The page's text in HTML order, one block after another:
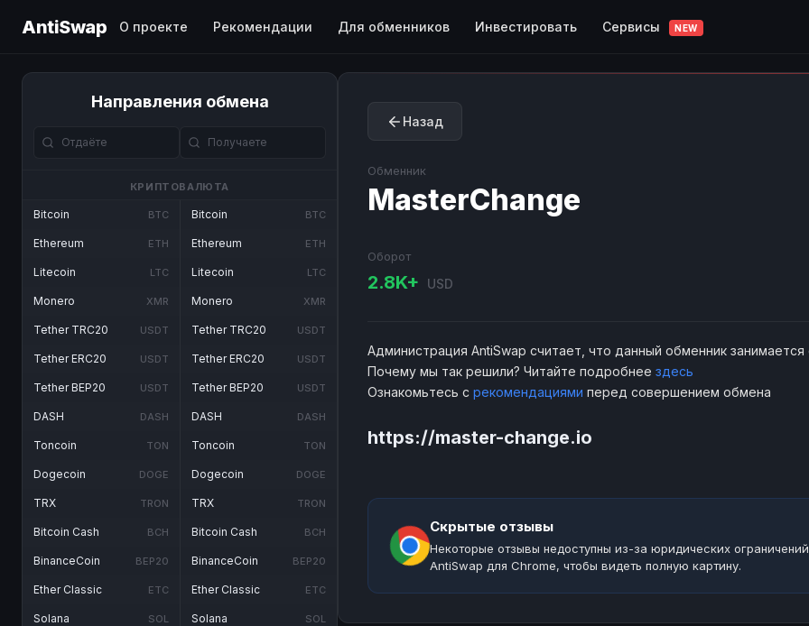
AntiSwap О проекте Рекомендации Для обменников Инвестировать Сервисы NEW
Направления обмена
КРИПТОВАЛЮТА
Bitcoin BTC
Ethereum ETH
Litecoin LTC
Monero XMR
Tether TRC20 USDT
Tether ERC20 USDT
Tether BEP20 USDT
DASH DASH
Toncoin TON
Dogecoin DOGE
TRX TRON
Bitcoin Cash BCH
BinanceCoin BEP20
Ether Classic ETC
Solana SOL
Bitcoin BTC
Ethereum ETH
Litecoin LTC
Monero XMR
Tether TRC20 USDT
Tether ERC20 USDT
Tether BEP20 USDT
DASH DASH
Toncoin TON
Dogecoin DOGE
TRX TRON
Bitcoin Cash BCH
BinanceCoin BEP20
Ether Classic ETC
Solana SOL
Назад
Обменник
MasterChange
Оборот
2.8K+ USD
Администрация AntiSwap считает, что данный обменник занимается
Почему мы так решили? Читайте подробнее здесь
Ознакомьтесь с рекомендациями перед совершением обмена
https://master-change.io
Скрытые отзывы
Некоторые отзывы недоступны из-за юридических
AntiSwap для Chrome, чтобы видеть полную картину.